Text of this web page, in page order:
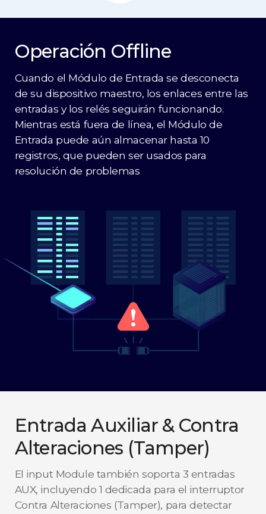
Operación Offline
Cuando el Módulo de Entrada se desconecta
de su dispositivo maestro, los enlaces entre las
entradas y los relés seguirán funcionando.
Mientras está fuera de línea, el Módulo de
Entrada puede aún almacenar hasta 10
registros, que pueden ser usados para
resolución de problemas
Entrada Auxiliar & Contra
Alteraciones (Tamper)
El input Module también soporta 3 entradas
AUX, incluyendo 1 dedicada para el interruptor
Contra Alteraciones (Tamper), para detectar